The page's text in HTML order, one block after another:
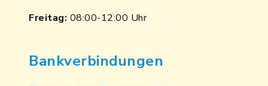
Freitag: 08:00-12:00 Uhr
Bankverbindungen